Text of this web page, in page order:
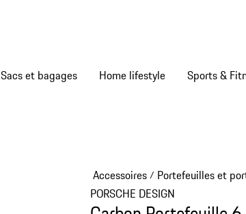
Sacs et bagages Home lifestyle Sports &
Accessoires/ Portefeuilles et
PORSCHE DESIGN